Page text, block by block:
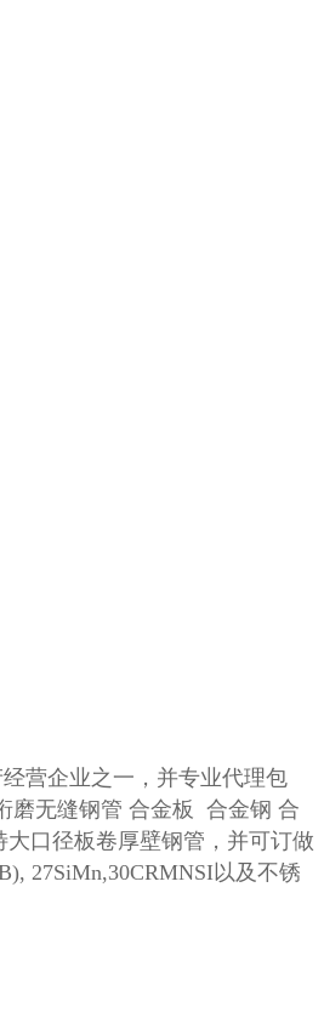
营企业之一，并专业代理包
磨无缝钢管 合金板 合金钢 合
口径板卷厚壁钢管，并可订做
27SiMn,30CRMNSI以及不锈